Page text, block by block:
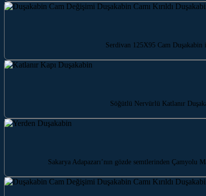
Serdivan 125X95 Cam Duşakabin
Söğütlü Nervürlü Katlanır
Sakarya Adapazarı’nın gözde semtlerinden